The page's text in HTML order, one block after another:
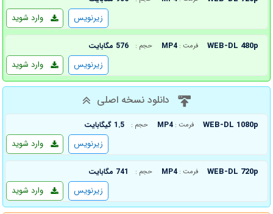
وارد شوید زیرنویس
WEB-DL 480p فرمت : MP4 حجم : 576 مگابایت
وارد شوید زیرنویس
دانلود نسخه اصلی
WEB-DL 1080p فرمت : MP4 حجم : 1.5 گیگابایت
وارد شوید زیرنویس
WEB-DL 720p فرمت : MP4 حجم : 741 مگابایت
وارد شوید زیرنویس